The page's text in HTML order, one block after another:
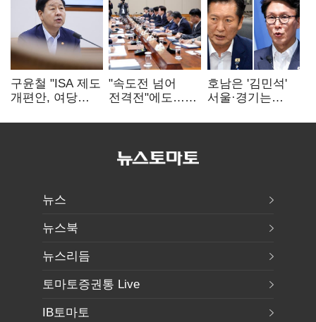
구윤철 "ISA 제도
개편안, 여당
제도 보완 적극
"속도전 넘어
전격전"에도…
주 52시간까지
호남은 '김민석'
서울·경기는
승자는 '안갯속'
뉴스
뉴스북
뉴스리듬
토마토증권통 Live
IB토마토